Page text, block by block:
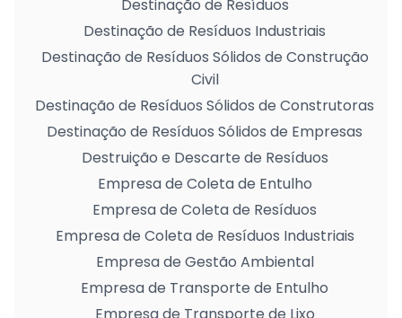
Destinação de Resíduos
Destinação de Resíduos Industriais
Destinação de Resíduos Sólidos de Construção
Civil
Destinação de Resíduos Sólidos de Construtoras
Destinação de Resíduos Sólidos de Empresas
Destruição e Descarte de Resíduos
Empresa de Coleta de Entulho
Empresa de Coleta de Resíduos
Empresa de Coleta de Resíduos Industriais
Empresa de Gestão Ambiental
Empresa de Transporte de Entulho